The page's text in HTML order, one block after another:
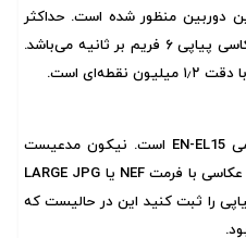
این دوربین منظور شده است. حداکثر
سرعت شاتر ۱/۸۰۰۰ثانیه و سرعت عکاسی پیاپی ۶ فریم بر ثانیه می‌باشد.
باتری این دوربین هم باتری لیتیومی EN-EL15 است. نیکون مدعیست
حجم بافر را افزایش داده و در هنگام عکاسی با فرمت NEF یا LARGE JPG
بود تا ۱۰۰ عکس پیاپی را ثبت کنید این در حالیست که